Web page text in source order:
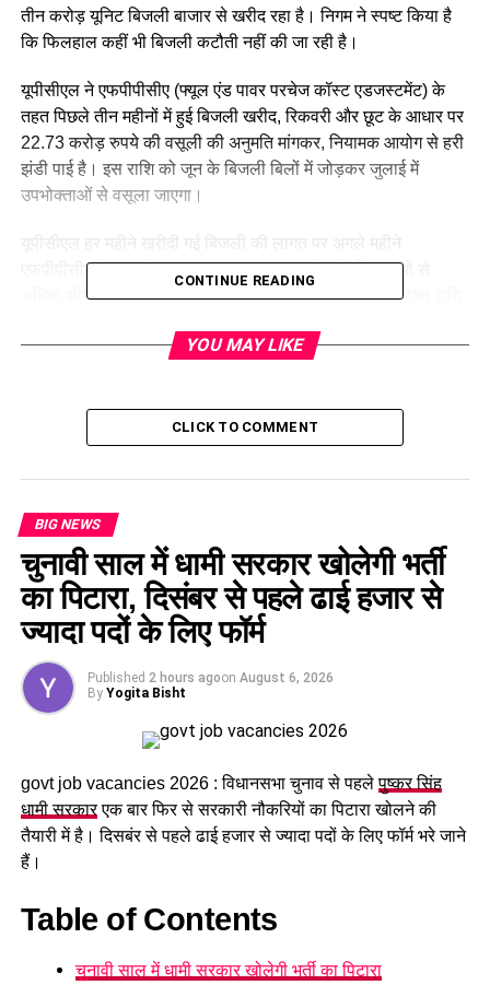
तीन करोड़ यूनिट बिजली बाजार से खरीद रहा है। निगम ने स्पष्ट किया है
कि फिलहाल कहीं भी बिजली कटौती नहीं की जा रही है।
यूपीसीएल ने एफपीपीसीए (फ्यूल एंड पावर परचेज कॉस्ट एडजस्टमेंट) के
तहत पिछले तीन महीनों में हुई बिजली खरीद, रिकवरी और छूट के आधार पर
22.73 करोड़ रुपये की वसूली की अनुमति मांगकर, नियामक आयोग से हरी
झंडी पाई है। इस राशि को जून के बिजली बिलों में जोड़कर जुलाई में
उपभोक्ताओं से वसूला जाएगा।
एफपीपीसीए के तहत रिकवरी या छूट करता है। यदि निर्धारित दामों से
अधिक कीमत पर बिजली खरीदी जाती है तो उपभोक्ताओं से अतिरिक्त राशि
छूट दी जाती है। इस प्रक्रिया की मासिक और त्रैमासिक रिपोर्ट नियामक
यूपीसीएल ने नियामक आयोग को बताया कि पिछले साल अक्टूबर से दिसंबर
तक उपभोक्ताओं से 35 करोड़ रुपये की रिकवरी की गई थी, जबकि इस
तिमाही में कुल बिजली खरीद की लागत 57.73 करोड़ रुपये थी। इसका
आयोग के अध्यक्ष एमएल प्रसाद और सदस्य विधि अनुराग शर्मा की पीठ ने
जून माह के बिल में इस राशि की वसूली की सशर्त अनुमति दी है। जुलाई में
यह राशि उपभोक्ताओं से वसूली जाएगी। आयोग ने निर्देश दिया है कि
यूपीसीएल का मासिक ऑडिट आंकड़ा अभी उपलब्ध नहीं होने के कारण इस
22 पैसे प्रति यूनिट की वृद्धि होगी, जो केवल एक महीने के लिए लागू होगी।
#ElectricityDemandDrop #MildWeatherImpact
PowerSupplyStable #
#UPCLEnergyManagement
RELATED TOPICS:
ELECTRICITY DEMAND DROP
MILD WEATHER IMPACT
UP NEXT
गोल्डन कार्ड से इलाज सुनिश्चित…
CONTINUE READING
YOU MAY LIKE
CLICK TO COMMENT
BIG NEWS
चुनावी साल में धामी सरकार खोलेगी भर्ती
का पिटारा, दिसंबर से पहले ढाई हजार से
ज्यादा पदों के लिए फॉर्म
Published 2 hours agoon August 6, 2026
By Yogita Bisht
govt job vacancies 2026 : विधानसभा चुनाव से पहलेपुष्कर सिंह
धामी सरकारएक बार फिर से सरकारी नौकरियों का पिटारा खोलने की
तैयारी में है। दिसबंर से पहले ढाई हजार से ज्यादा पदों के लिए फॉर्म भरे जाने
हैं।
Table of Contents
चुनावी साल में धामी सरकार खोलेगी भर्ती का पिटारा